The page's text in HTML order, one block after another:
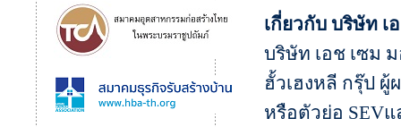
เกี่ยวกับ บริษัท เ
บริษัท เอช เซม
ฮั้วเฮงหลี กรุ๊ป
หรือตัวย่อ SEV